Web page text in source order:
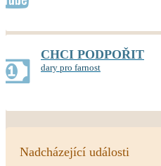
CHCI PODPOŘIT
dary pro farnost
Nadcházející události